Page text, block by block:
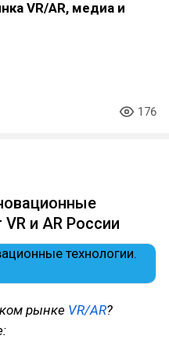
VR/AR, медиа и
176
и AR России
рынке VR/AR?